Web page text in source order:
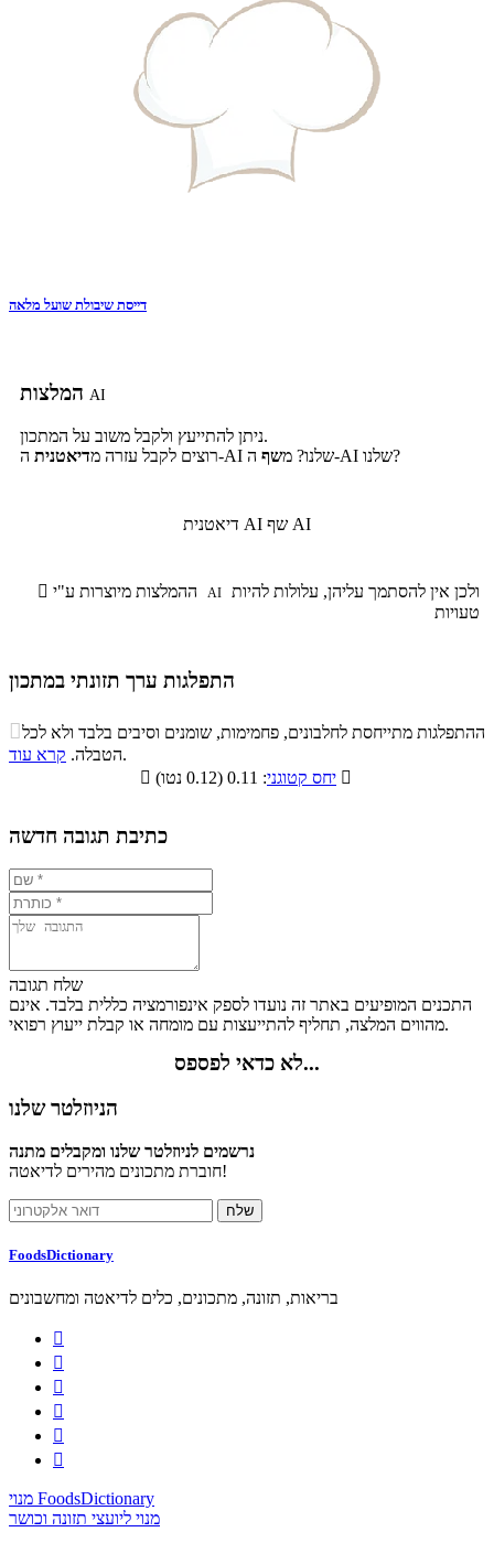
דייסת שיבולת שועל מלאה
AI
ניתן להתייעץ ולקבל משוב על המתכון.
רוצים לקבל עזרה מדיאטנית ה-AI שלנו? משף ה-AI שלנו?
דיאטנית AI שף AI
 AI
טעויות
התפלגות ערך תזונתי במתכון
התפלגות ערך תזונתי במתכון
סיבים
תזונתיים
שומנים חלבונים
16.4% 67.1%
ההתפלגות מתייחסת לחלבונים, פחמימות, שומנים וסיבים בלבד ולא לכל
הטבלה. קרא עוד
.

יחס קטוגני 
כתיבת תגובה חדשה
שלח תגובה
התכנים המופיעים באתר זה נועדו לספק אינפורמציה כללית בלבד. אינם
מהווים המלצה, תחליף להתייעצות עם מומחה או קבלת ייעוץ רפואי.
לא כדאי לפספס...
הניוזלטר שלנו
נרשמים לניוזלטר שלנו ומקבלים מתנה
חוברת מתכונים מהירים לדיאטה!
FoodsDictionary
בריאות, תזונה, מתכונים, כלים לדיאטה ומחשבונים






מנוי FoodsDictionary
מנוי ליועצי תזונה וכושר